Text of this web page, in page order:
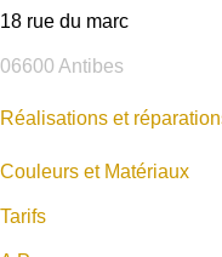
18 rue du marc
06600 Antibes
Réalisations et
Couleurs et Matériaux
Tarifs